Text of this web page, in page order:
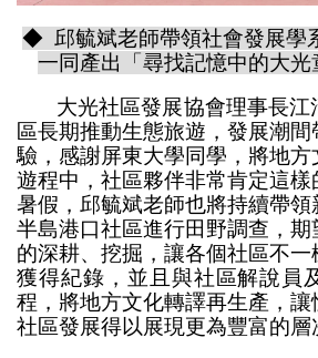
◆ 邱毓斌老師帶領社會發展學
一同產出「尋找記憶中的大光
大光社區發展協會理事長江
區長期推動生態旅遊，發展潮
驗，感謝屏東大學同學，將地
遊程中，社區夥伴非常肯定這
暑假，邱毓斌老師也將持續帶
半島港口社區進行田野調查，
的深耕、挖掘，讓各個社區不
獲得紀錄，並且與社區解說員
程，將地方文化轉譯再生產，
社區發展得以展現更為豐富的層